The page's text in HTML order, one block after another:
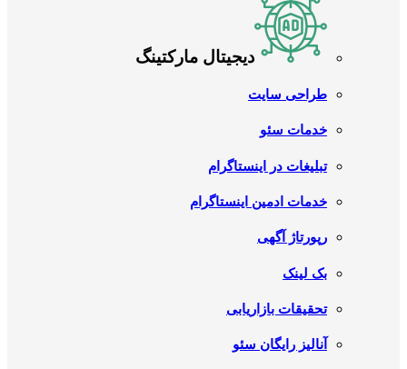
دیجیتال مارکتینگ
طراحی سایت
خدمات سئو
تبلیغات در اینستاگرام
خدمات ادمین اینستاگرام
رپورتاژ آگهی
بک لینک
تحقیقات بازاریابی
آنالیز رایگان سئو